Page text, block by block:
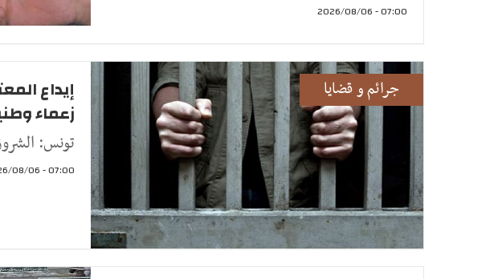
07:00 - 2026/08/06
جرائم و قضايا
إيداع
زعماء
تونس:
07:00 - 2026/08/06